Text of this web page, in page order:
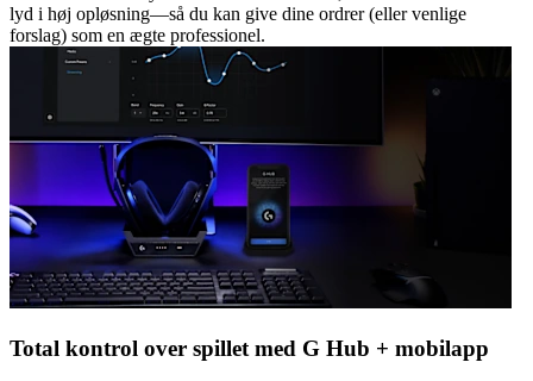
lyd i høj opløsning—så du kan give dine ordrer (eller venlige
forslag) som en ægte professionel.
Total kontrol over spillet med G Hub + mobilapp